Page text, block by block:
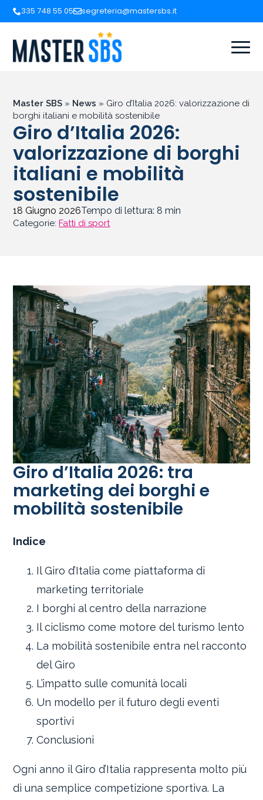
335 748 55 05 segreteria@mastersbs.it
Master SBS » News » Giro d’Italia 2026: valorizzazione di
borghi italiani e mobilità sostenibile
Giro d’Italia 2026:
valorizzazione di borghi
italiani e mobilità
sostenibile
18 Giugno 2026Tempo di lettura:8 min
Categorie:Fatti di sport
Giro d’Italia 2026: tra
marketing dei borghi e
mobilità sostenibile
Indice
Il Giro d’Italia come piattaforma di
marketing territoriale
I borghi al centro della narrazione
Il ciclismo come motore del turismo lento
La mobilità sostenibile entra nel racconto
del Giro
L’impatto sulle comunità locali
Un modello per il futuro degli eventi
sportivi
Conclusioni
Ogni anno il Giro d’Italia rappresenta molto più
di una semplice competizione sportiva. La